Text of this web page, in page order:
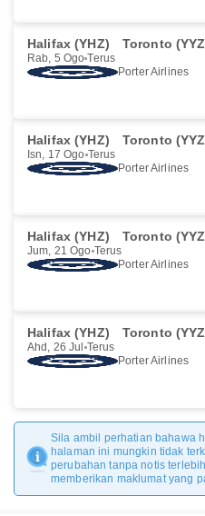
Halifax (YHZ) Toronto
Rab, 5 Ogo Terus
Porter Airlines
Halifax (YHZ) Toronto
Isn, 17 Ogo Terus
Porter Airlines
Halifax (YHZ) Toronto
Jum, 21 Ogo Terus
Porter Airlines
Halifax (YHZ) Toronto
Ahd, 26 Jul Terus
Porter Airlines
Sila ambil perhatian bahawa
halaman ini mungkin tidak
perubahan tanpa notis
memberikan maklumat yang